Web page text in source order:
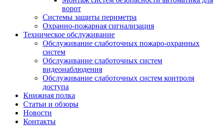
ворот
Системы защиты периметра
Охранно-пожарная сигнализация
Техническое обслуживание
Обслуживание слаботочных пожаро-охранных
систем
Обслуживание слаботочных систем
видеонаблюдения
Обслуживание слаботочных систем контроля
доступа
Книжная полка
Статьи и обзоры
Новости
Контакты